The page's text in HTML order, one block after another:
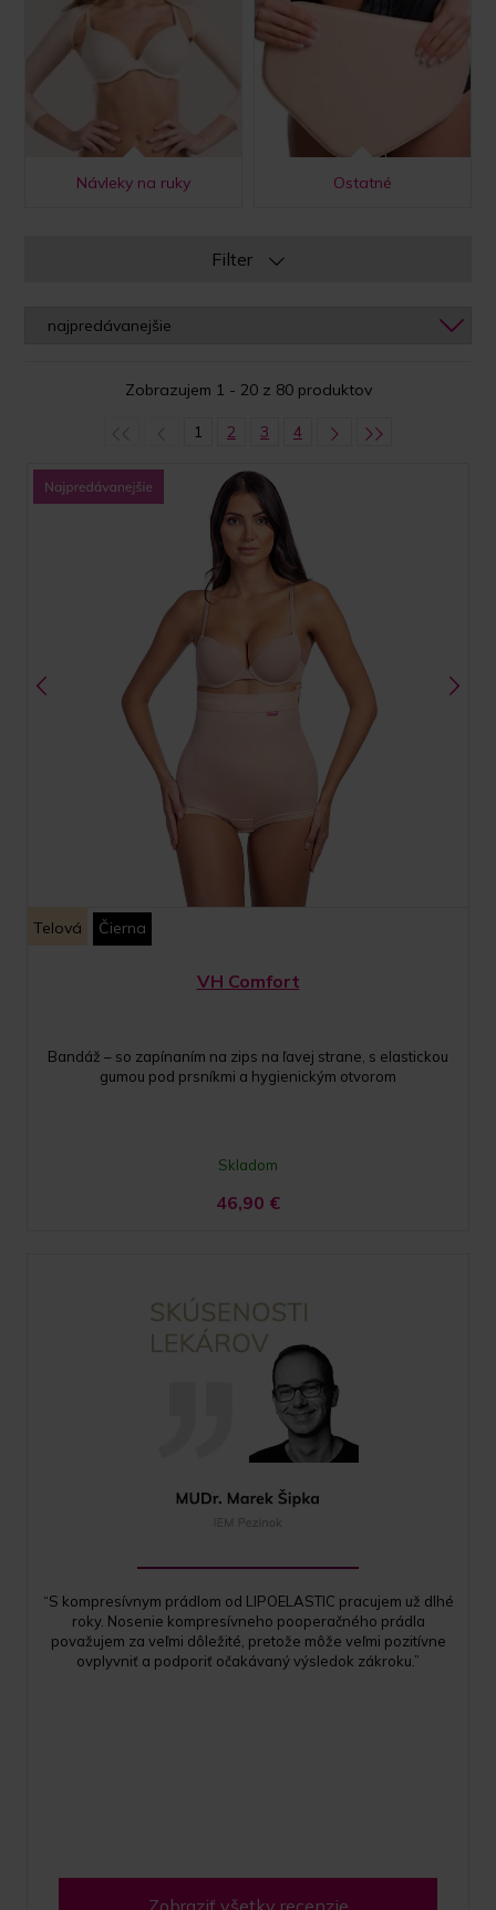
Návleky na ruky Ostatné
Filter
Zobrazujem 1 - 20 z 80 produktov
1 2 3 4
Telová Čierna
VH Comfort
Bandáž – so zapínaním na zips na ľavej strane, s elastickou
gumou pod prsníkmi a hygienickým otvorom
Skladom
46,90 €
“S kompresívnym prádlom od LIPOELASTIC pracujem už dlhé
roky. Nosenie kompresívneho pooperačného prádla
považujem za veľmi dôležité, pretože môže veľmi pozitívne
ovplyvniť a podporiť očakávaný výsledok zákroku.”